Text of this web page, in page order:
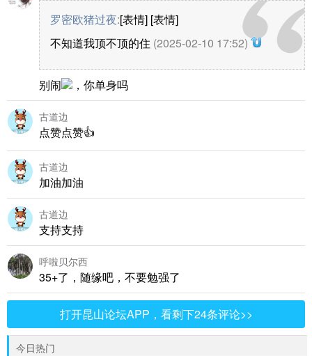
罗密欧猪过夜:[表情] [表情]
不知道我顶不顶的住 (2025-02-10 17:52)
别闹 ，你单身吗
古道边
点赞点赞👍
古道边
加油加油
古道边
支持支持
呼啦贝尔西
35+了，随缘吧，不要勉强了
打开昆山论坛APP，看剩下24条评论>>
今日热门